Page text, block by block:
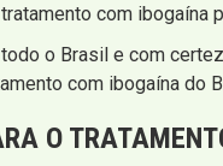
com ibogaína
o Brasil e com
com ibogaína
O